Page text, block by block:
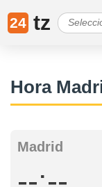
24 tz
Hora
Madrid